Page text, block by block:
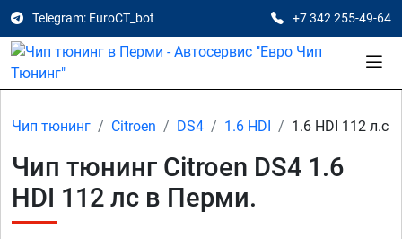
Telegram: EuroCT_bot +7 342 255-49-64
Чип тюнинг Citroen DS4 1.6 HDI 1.6 HDI 112 л.с
Чип тюнинг Citroen DS4 1.6
HDI 112 лс в Перми.